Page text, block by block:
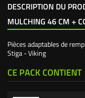
DESCRIPTION DU
MULCHING 46 CM +
Pièces adaptables de
Stiga - Viking
CE PACK CONTIENT